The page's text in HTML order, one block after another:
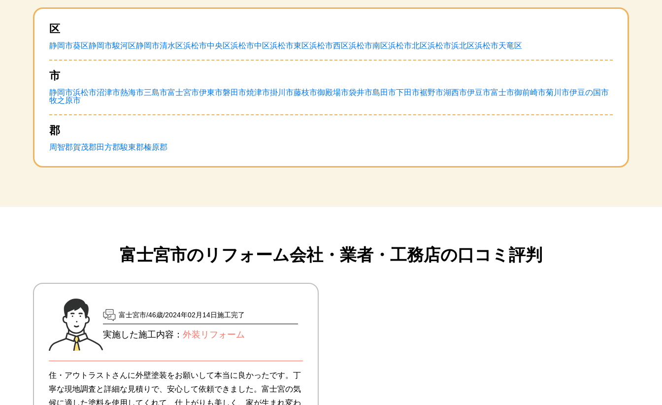
区
静岡市葵区静岡市駿河区静岡市清水区浜松市中央区浜松市中区浜松市東区浜松市西区浜松市南区浜松市北区浜松市浜北区浜松市天竜区
市
静岡市浜松市沼津市熱海市三島市富士宮市伊東市磐田市焼津市掛川市藤枝市御殿場市袋井市島田市下田市裾野市湖西市伊豆市富士市御前崎市菊川市伊豆の国市
牧之原市
郡
周智郡賀茂郡田方郡駿東郡榛原郡
富士宮市のリフォーム会社・業者・ 工務店の口コミ評判
富士宮市 46歳 2024年02月14日施工完了
実施した施工内容： 外装リフォーム
住・アウトラストさんに外壁塗装をお願いして本当に良かったです。丁
寧な現地調査と詳細な見積りで、安心して依頼できました。富士宮の気
候に適した塗料を使用してくれて、仕上がりも美しく、家が生まれ変わ